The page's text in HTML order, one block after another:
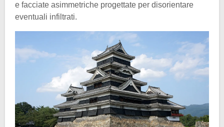
e facciate asimmetriche progettate per disorientare
eventuali infiltrati.